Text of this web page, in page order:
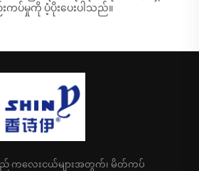
ကပ်မှုကို ပံ့ပိုးပေးပါသည်။
ကလေးငယ်များအတွက်၊ မိတ်ကပ်